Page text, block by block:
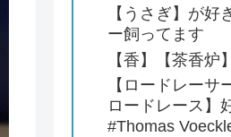
【うさぎ】が好
ー飼ってます
【香】【茶香炉
【ロードレーサ
ロードレース】
#Thomas